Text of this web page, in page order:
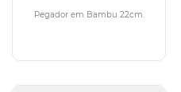
Pegador em Bambu 22cm.